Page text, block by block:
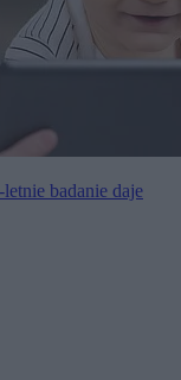
badanie daje